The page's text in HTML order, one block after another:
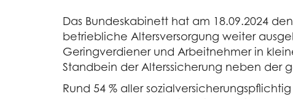
Das Bundeskabinett hat am 18.09.2024
betriebliche Altersversorgung weiter
Geringverdiener und Arbeitnehmer in
Standbein der Alterssicherung neben der
Rund 54 % aller